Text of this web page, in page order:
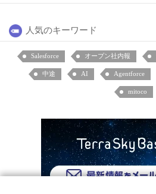
人気のキーワード
Salesforce オープン社内報
中途 AI Agentforce
mitoco